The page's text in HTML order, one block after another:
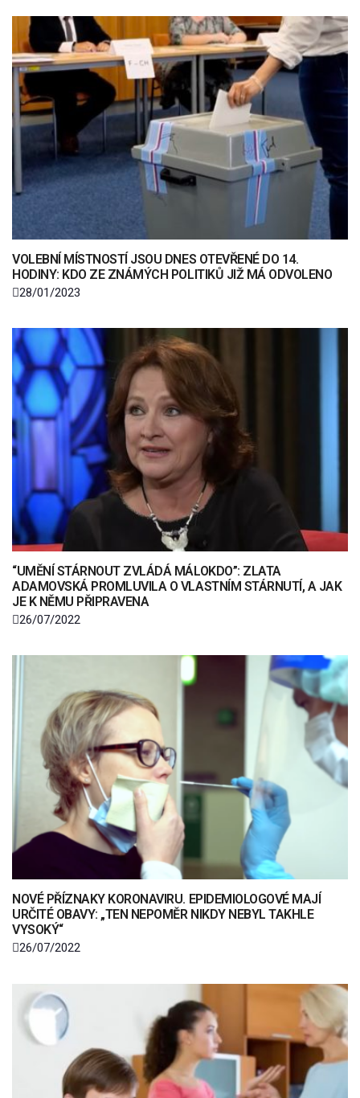
VOLEBNÍ MÍSTNOSTÍ JSOU DNES OTEVŘENÉ DO 14.
HODINY: KDO ZE ZNÁMÝCH POLITIKŮ JIŽ MÁ ODVOLENO
28/01/2023
“UMĚNÍ STÁRNOUT ZVLÁDÁ MÁLOKDO”: ZLATA
ADAMOVSKÁ PROMLUVILA O VLASTNÍM STÁRNUTÍ, A JAK
JE K NĚMU PŘIPRAVENA
26/07/2022
NOVÉ PŘÍZNAKY KORONAVIRU. EPIDEMIOLOGOVÉ MAJÍ
URČITÉ OBAVY: „TEN NEPOMĚR NIKDY NEBYL TAKHLE
VYSOKÝ“
26/07/2022